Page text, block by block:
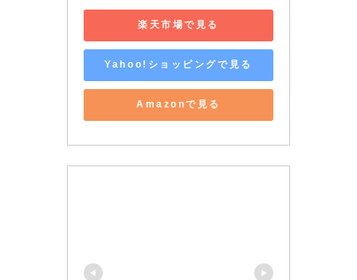
楽天市場で見る
Yahoo!ショッピングで見る
Amazonで見る